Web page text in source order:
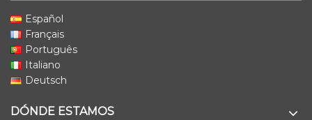
Español
Français
Português
Italiano
Deutsch
DÓNDE ESTAMOS